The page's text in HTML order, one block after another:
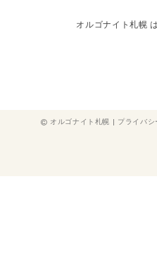
オルゴナイト札幌
オルゴナイト札幌 | プライバシ